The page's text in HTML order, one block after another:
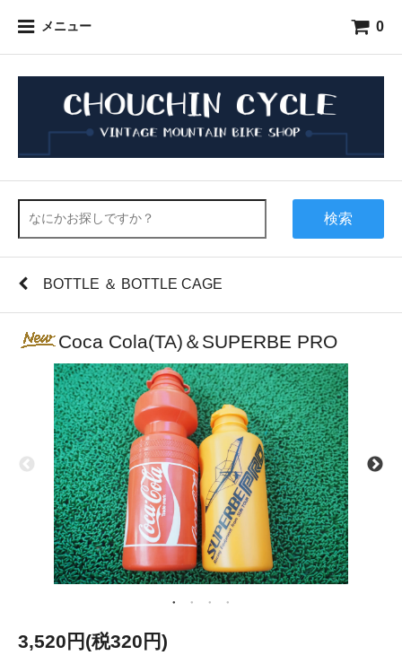
メニュー 0
検索
BOTTLE ＆ BOTTLE CAGE
Coca Cola(TA)＆SUPERBE PRO
3,520円(税320円)